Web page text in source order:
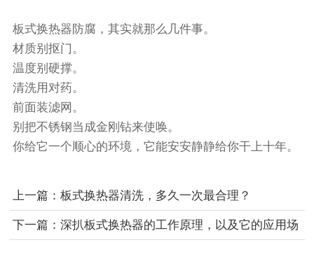
板式换热器防腐，其实就那么几件事。
材质别抠门。
温度别硬撑。
清洗用对药。
前面装滤网。
别把不锈钢当成金刚钻来使唤。
你给它一个顺心的环境，它能安安静静给你干上十年。
上一篇： 板式换热器清洗，多久一次最合理？
下一篇： 深扒板式换热器的工作原理，以及它的应用场